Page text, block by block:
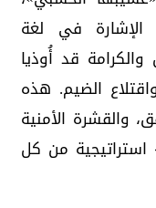
الإشارة في لغة
قد أُوذيا
الضيم. هذه
والقشرة الأمنية
استراتيجية من كل